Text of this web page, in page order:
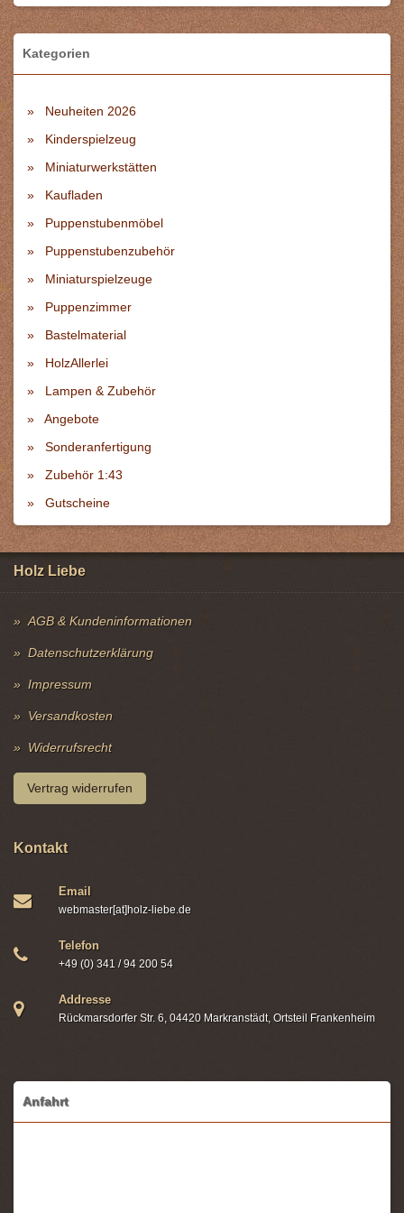
Kategorien
Neuheiten 2026
Kinderspielzeug
Miniaturwerkstätten
Kaufladen
Puppenstubenmöbel
Puppenstubenzubehör
Miniaturspielzeuge
Puppenzimmer
Bastelmaterial
HolzAllerlei
Lampen & Zubehör
Angebote
Sonderanfertigung
Zubehör 1:43
Gutscheine
Holz Liebe
AGB & Kundeninformationen
Datenschutzerklärung
Impressum
Versandkosten
Widerrufsrecht
Vertrag widerrufen
Kontakt
Email
webmaster[at]holz-liebe.de
Telefon
+49 (0) 341 / 94 200 54
Addresse
Rückmarsdorfer Str. 6, 04420 Markranstädt, Ortsteil Frankenheim
Anfahrt